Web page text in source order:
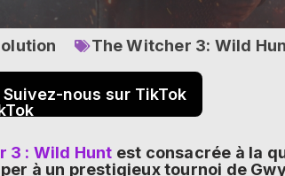
The Witcher 3: Wild
Suivez-nous sur TikTok
3 : Wild Hunt est consacrée à la
à un prestigieux tournoi de